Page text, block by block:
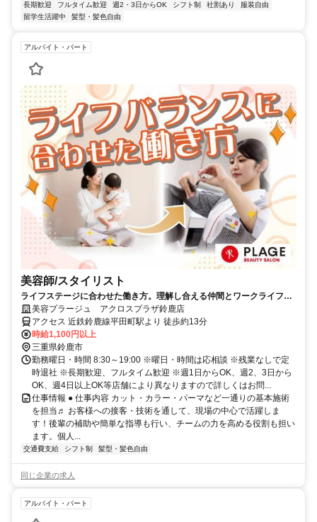
長期歓迎
フルタイム歓迎 週2・3日からOK シフト制 社割あり
服装自由
留学生活躍中
髪型・髪色自由
アルバイト・パート
美容師/スタイリスト
ライフステージに合わせた働き方。理解し合える仲間とワークライフバ
ランスの実現を★
美容プラージュ アクロスプラザ鈴鹿店
アクセス 近鉄鈴鹿線平田町駅より 徒歩約13分
時給1,100円以上
三重県鈴鹿市
勤務曜日・時間 8:30～19:00 ※曜日・時間は応相談 ※残業なしで定
時退社 ※長期歓迎、フルタイム歓迎 ※週1日からOK、週2、3日から
OK、週4日以上OK等店舗により異なりますので詳しくはお問...
仕事情報 ● 仕事内容 カット・カラー・パーマなど一通りの基本施術
を担当♬ お客様への接客・技術を通して、現場の中心で活躍しま
す！後輩の補助や簡単な指導も行い、チームの力を高める役割も担い
ます。個人...
交通費支給 シフト制 髪型・髪色自由
同じ企業の求人
アルバイト・パート